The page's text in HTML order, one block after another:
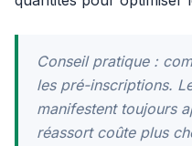
Conseil pratique :
les pré-inscriptions.
manifestent toujours
réassort coûte plus